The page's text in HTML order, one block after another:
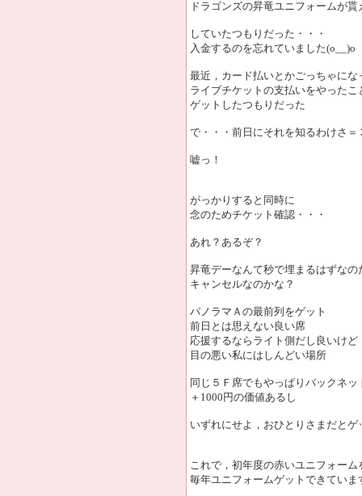
ドラゴンズの昇竜ユニフォームが
していたつもりだった・・・
入金するのを忘れていました(o__)o
最近，カード払いとかごっちゃにな
ライブチケットの支払いをやったこ
ゲットしたつもりだった
で・・・前日にそれを知るわけさ＝
嘘っ！
がっかりすると同時に
念のためチケット確認・・・
あれ？あるぞ？
昇竜デーなんて秒で埋まるはずなの
キャンセルなのかな？
パノラマＡの最前列をゲット
前日とは思えない良い席
応援するならライト側だし良いけど
目の悪い私にはしんどい場所
同じ５Ｆ席でもやっぱりバックネッ
＋1000円の価値あるし
いずれにせよ，おひとりさまだと
これで，初年度の赤いユニフォーム
毎年ユニフォームゲットできていま